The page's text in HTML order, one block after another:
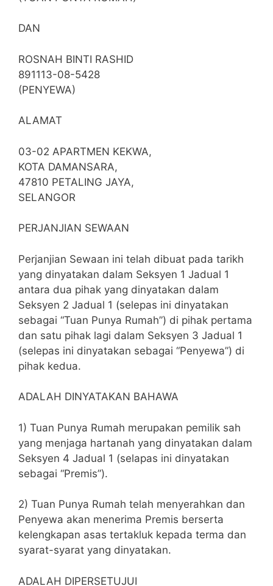
DAN
ROSNAH BINTI RASHID
891113-08-5428
(PENYEWA)
ALAMAT
03-02 APARTMEN KEKWA,
KOTA DAMANSARA,
47810 PETALING JAYA,
SELANGOR
PERJANJIAN SEWAAN
Perjanjian Sewaan ini telah dibuat pada tarikh
yang dinyatakan dalam Seksyen 1 Jadual 1
antara dua pihak yang dinyatakan dalam
Seksyen 2 Jadual 1 (selepas ini dinyatakan
sebagai “Tuan Punya Rumah”) di pihak pertama
dan satu pihak lagi dalam Seksyen 3 Jadual 1
(selepas ini dinyatakan sebagai “Penyewa”) di
pihak kedua.
ADALAH DINYATAKAN BAHAWA
1) Tuan Punya Rumah merupakan pemilik sah
yang menjaga hartanah yang dinyatakan dalam
Seksyen 4 Jadual 1 (selapas ini dinyatakan
sebagai “Premis”).
2) Tuan Punya Rumah telah menyerahkan dan
Penyewa akan menerima Premis berserta
kelengkapan asas tertakluk kepada terma dan
syarat-syarat yang dinyatakan.
ADALAH DIPERSETUJUI